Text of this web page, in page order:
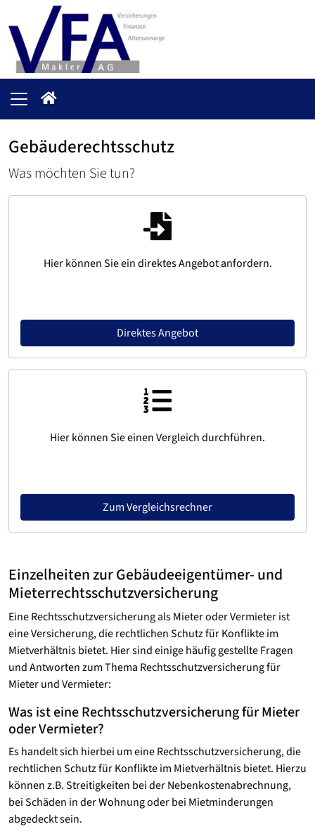
Gebäuderechtsschutz
Was möchten Sie tun?
Hier können Sie ein direktes Angebot anfordern.
Direktes Angebot
Hier können Sie einen Vergleich durchführen.
Zum Vergleichsrechner
Einzelheiten zur Gebäudeeigentümer- und
Mieterrechts­schutzversicherung
Eine Rechtsschutzversicherung als Mieter oder Vermieter ist
eine Versicherung, die rechtlichen Schutz für Konflikte im
Mietverhältnis bietet. Hier sind einige häufig gestellte Fragen
und Antworten zum Thema Rechtsschutzversicherung für
Mieter und Vermieter:
Was ist eine Rechtsschutzversicherung für Mieter
oder Vermieter?
Es handelt sich hierbei um eine Rechtsschutzversicherung, die
rechtlichen Schutz für Konflikte im Mietverhältnis bietet. Hierzu
können z.B. Streitigkeiten bei der Nebenkostenabrechnung,
bei Schäden in der Wohnung oder bei Mietminderungen
abgedeckt sein.